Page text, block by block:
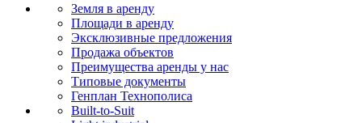
Земля в аренду
Площади в аренду
Эксклюзивные предложения
Продажа объектов
Преимущества аренды у нас
Типовые документы
Генплан Технополиса
Built-to-Suit